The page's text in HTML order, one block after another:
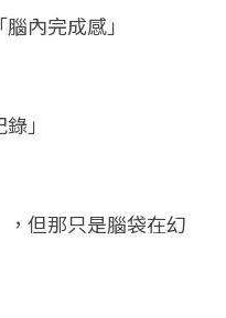
內完成感」
」
但那只是腦袋在幻